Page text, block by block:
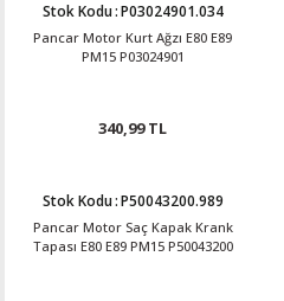
Stok Kodu:P03024901.034
Pancar Motor Kurt Ağzı E80 E89
PM15 P03024901
340,99 TL
Stok Kodu:P50043200.989
Pancar Motor Saç Kapak Krank
Tapası E80 E89 PM15 P50043200